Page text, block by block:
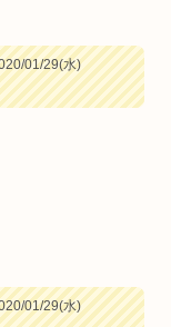
01/29(水)
01/29(水)